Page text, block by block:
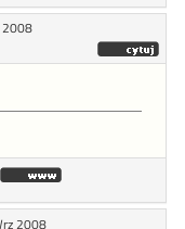
2008
2008